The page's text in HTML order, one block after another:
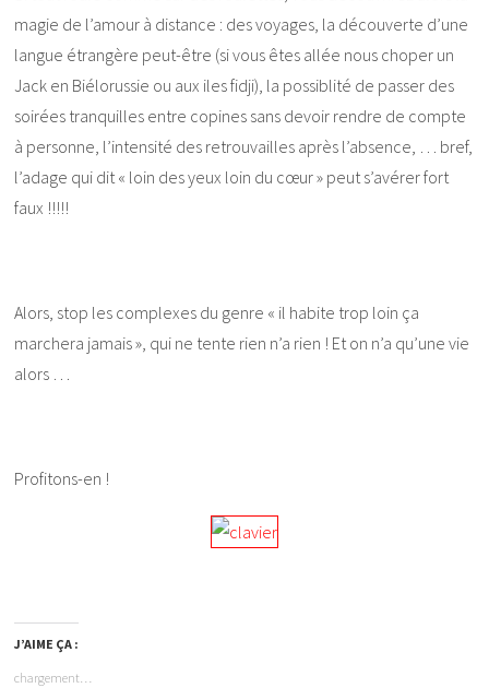
magie de l’amour à distance : des voyages, la découverte d’une
langue étrangère peut-être (si vous êtes allée nous choper un
Jack en Biélorussie ou aux iles fidji), la possiblité de passer des
soirées tranquilles entre copines sans devoir rendre de compte
à personne, l’intensité des retrouvailles après l’absence, … bref,
l’adage qui dit « loin des yeux loin du cœur » peut s’avérer fort
faux !!!!!
Alors, stop les complexes du genre « il habite trop loin ça
marchera jamais », qui ne tente rien n’a rien ! Et on n’a qu’une vie
alors …
Profitons-en !
J’AIME ÇA :
chargement…